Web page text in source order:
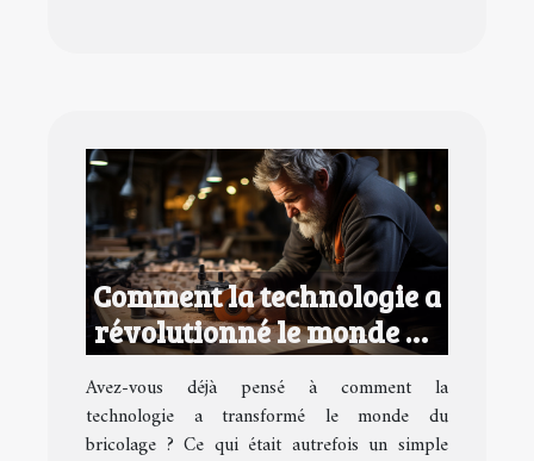
Comment la technologie a
révolutionné le monde du
bricolage
Avez-vous déjà pensé à comment la
technologie a transformé le monde du
bricolage ? Ce qui était autrefois un simple